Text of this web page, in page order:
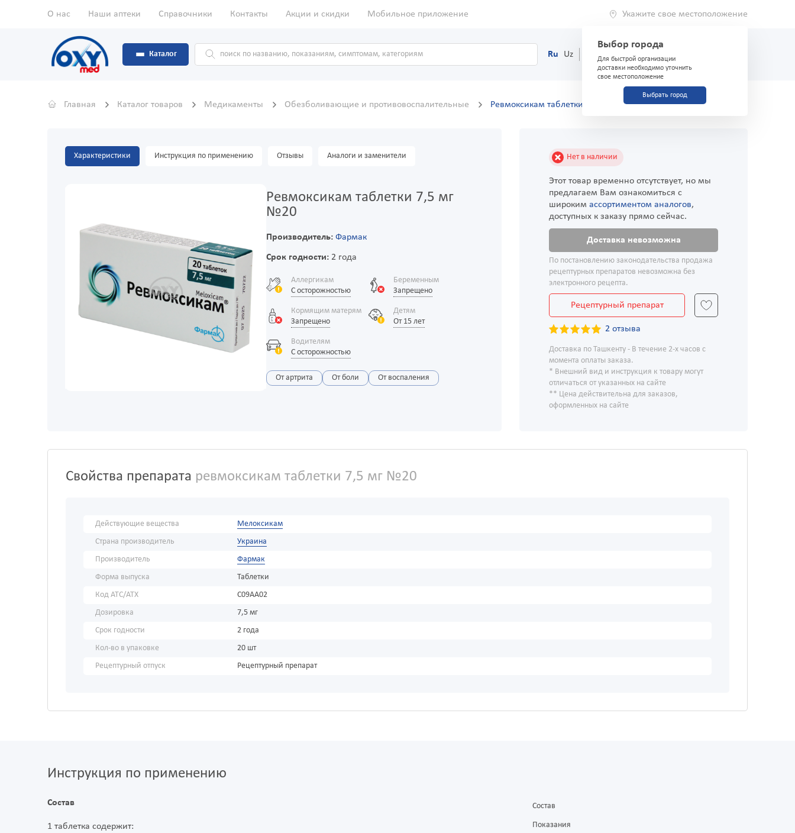
О нас Наши аптеки Справочники Контакты Акции и скидки Мобильное приложение Укажите свое местоположение
Выбор города
Для быстрой организации
доставки необходимо уточнить
свое местоположение
Выбрать город
Каталог Ru Uz (71) 200-03-03
Главная Каталог товаров Медикаменты Обезболивающие и противовоспалительные Ревмоксикам таблетки 7,5 мг №20
Характеристики Инструкция по применению Отзывы Аналоги и заменители
Ревмоксикам таблетки 7,5 мг
№20
Производитель: Фармак
Срок годности:2 года
Аллергикам
С осторожностью
Беременным
Запрещено
Кормящим матерям
Запрещено
Детям
От 15 лет
Водителям
С осторожностью
От артрита От боли От воспаления
Нет в наличии
Этот товар временно отсутствует, но мы
предлагаем Вам ознакомиться с
широким ассортиментом аналогов,
доступных к заказу прямо сейчас.
Доставка невозможна
По постановлению законодательства продажа
рецептурных препаратов невозможна без
электронного рецепта.
Рецептурный препарат
2 отзыва
Доставка по Ташкенту - В течение 2-х часов с
момента оплаты заказа.
* Внешний вид и инструкция к товару могут
отличаться от указанных на сайте
** Цена действительна для заказов,
оформленных на сайте
Свойства препарата ревмоксикам таблетки 7,5 мг №20
Действующие вещества
Мелоксикам
Страна производитель
Украина
Производитель
Фармак
Форма выпуска
Таблетки
Код АТС/ATX
C09AA02
Дозировка
7,5 мг
Срок годности
2 года
Кол-во в упаковке
20 шт
Рецептурный отпуск
Рецептурный препарат
Инструкция по применению
Состав
1 таблетка содержит:
Состав
Показания